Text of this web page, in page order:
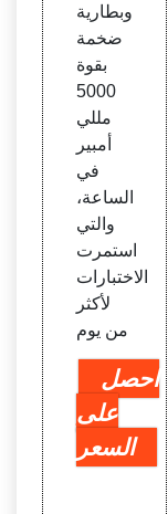
وبطارية
ضخمة
بقوة
5000
مللي
أمبير
في
الساعة،
والتي
استمرت
الاختبارات
لأكثر
من يوم
احصل
على
السعر